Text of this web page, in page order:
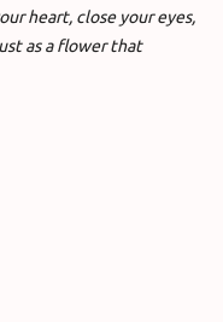
heart, close your eyes,
as a flower that